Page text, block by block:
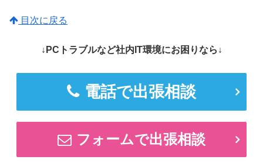
目次に戻る
↓PCトラブルなど社内IT環境にお困りなら↓
電話で出張相談
フォームで出張相談